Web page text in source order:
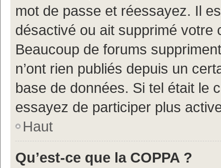
mot de passe et réessayez. Il
désactivé ou ait supprimé votre
Beaucoup de forums
n’ont rien publiés depuis un
base de données. Si tel était le
essayez de participer plus
Haut
Qu’est-ce que la COPPA ?